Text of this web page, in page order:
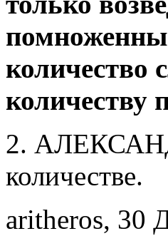
количество
количе­ству
2.
количестве.
aritheros, 30